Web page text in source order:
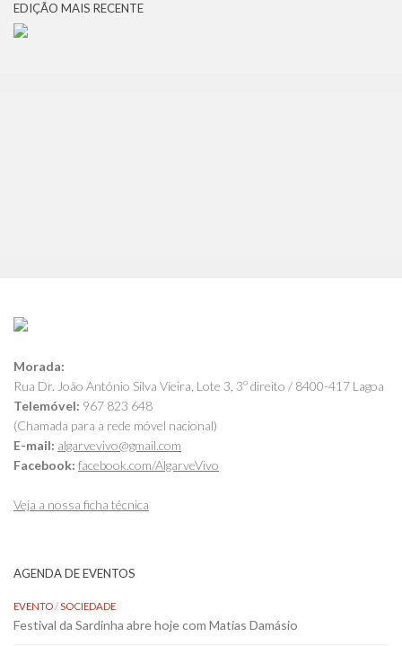
EDIÇÃO MAIS RECENTE
Morada:
Rua Dr. João António Silva Vieira, Lote 3, 3º direito / 8400-417 Lagoa
Telemóvel: 967 823 648
(Chamada para a rede móvel nacional)
E-mail: algarvevivo@gmail.com
Facebook: facebook.com/AlgarveVivo
Veja a nossa ficha técnica
AGENDA DE EVENTOS
EVENTO/SOCIEDADE
Festival da Sardinha abre hoje com Matias Damásio